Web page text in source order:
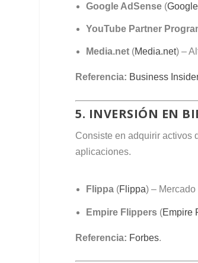
Google AdSense (
YouTube Partner
Media.net (Media.net) –
Referencia: Business
5. INVERSIÓN EN
Consiste en adquirir activos
aplicaciones.
Flippa (Flippa) –
Empire Flippers (Empire
Referencia: Forbes.